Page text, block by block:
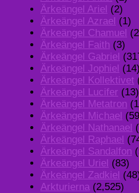
Ärkeängel Ariel (2)
Ärkeängel Azrael (1)
Ärkeängel Chamuel
Ärkeängel Faith (3)
Ärkeängel Gabriel
Ärkeängel Jophiel (14)
Ärkeängel Kollektivet
Ärkeängel Lucifer (13)
Ärkeängel Metatron
Ärkeängel Michael
Ärkeängel Nathanael
Ärkeängel Raphael
Ärkeängel Sandalfon
Ärkeängel Uriel (83)
Ärkeängel Zadkiel
Arkturierna (2,525)